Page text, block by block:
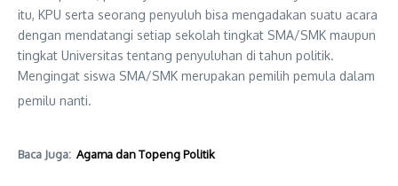
itu, KPU serta seorang penyuluh bisa mengadakan suatu acara
dengan mendatangi setiap sekolah tingkat SMA/SMK maupun
tingkat Universitas tentang penyuluhan di tahun politik.
Mengingat siswa SMA/SMK merupakan pemilih pemula dalam
pemilu nanti.
Baca Juga: Agama dan Topeng Politik